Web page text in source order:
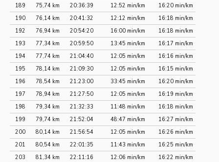
189
75,74 km 20:36:39 12:52 min/km
16:20 min/km
190
76,14 km 20:41:32 12:12 min/km
16:18 min/km
192
76,94 km 20:54:20 16:00 min/km
16:18 min/km
193
77,34 km 20:59:50 13:45 min/km
16:17 min/km
194
77,74 km 21:04:40 12:05 min/km
16:16 min/km
195
78,14 km 21:09:30 12:05 min/km
16:15 min/km
196
78,54 km 21:23:00 33:45 min/km
16:20 min/km
197
78,94 km 21:27:50 12:05 min/km
16:19 min/km
198
79,34 km 21:32:33 11:48 min/km
16:18 min/km
199
79,74 km 21:52:04 48:47 min/km
16:27 min/km
200
80,14 km 21:56:54 12:05 min/km
16:26 min/km
201
80,54 km 22:01:35 11:43 min/km
16:25 min/km
203
81,34 km 22:11:16 12:06 min/km
16:22 min/km